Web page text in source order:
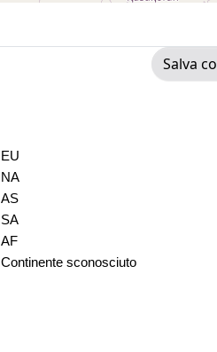
Salva
EU
NA
AS
SA
AF
Continente sconosciuto